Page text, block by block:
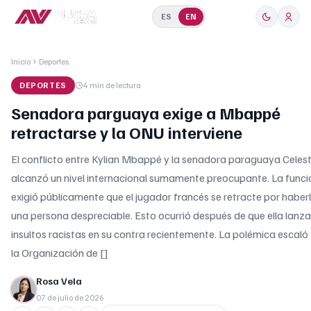
ES EN
Inicio Deportes
DEPORTES 4 min de lectura
Senadora parguaya exige a Mbappé
retractarse y la ONU interviene
El conflicto entre Kylian Mbappé y la senadora paraguaya
alcanzó un nivel internacional sumamente preocupante. La
exigió públicamente que el jugador francés se retracte por
una persona despreciable. Esto ocurrió después de que ella
insultos racistas en su contra recientemente. La polémica
la Organización de []
Rosa Vela
07 de julio de 2026